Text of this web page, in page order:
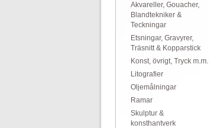
Akvareller, Gouacher,
Blandtekniker &
Teckningar
Etsningar, Gravyrer,
Träsnitt & Kopparstick
Konst, övrigt, Tryck m.m.
Litografier
Oljemålningar
Ramar
Skulptur &
konsthantverk